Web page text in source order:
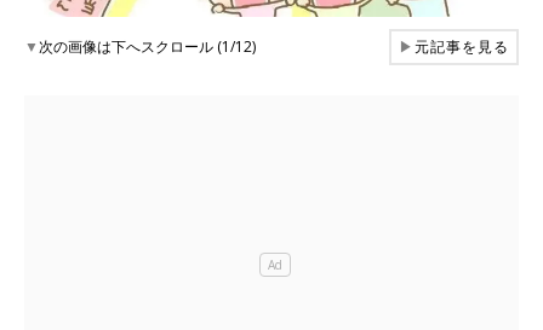
▼次の画像は下へスクロール (1/12) ▶元記事を見る